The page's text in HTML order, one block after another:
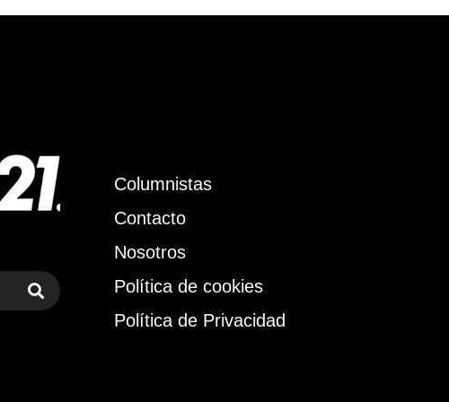
Columnistas
Contacto
Nosotros
Política de cookies
Política de Privacidad